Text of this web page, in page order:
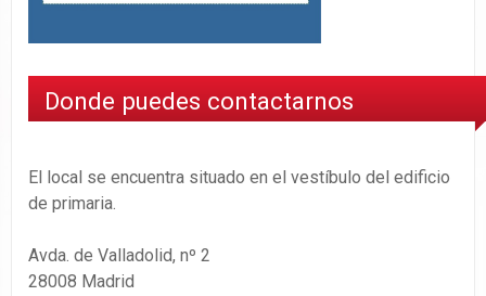
Donde puedes contactarnos
El local se encuentra situado en el vestíbulo del edificio
de primaria.
Avda. de Valladolid, nº 2
28008 Madrid